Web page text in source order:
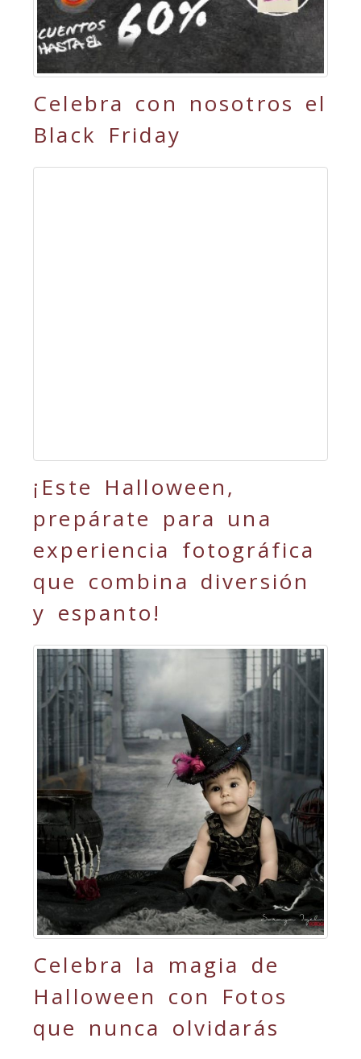
Celebra con nosotros el
Black Friday
¡Este Halloween,
prepárate para una
experiencia fotográfica
que combina diversión
y espanto!
Celebra la magia de
Halloween con Fotos
que nunca olvidarás